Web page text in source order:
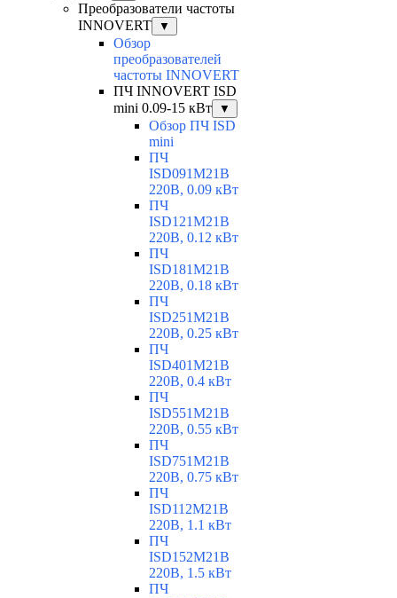
Преобразователи частоты
INNOVERT
▼
Обзор
преобразователей
частоты INNOVERT
ПЧ INNOVERT ISD
mini 0.09-15 кВт
▼
Обзор ПЧ ISD
mini
ПЧ
ISD091M21B
220В, 0.09 кВт
ПЧ
ISD121M21B
220В, 0.12 кВт
ПЧ
ISD181M21B
220В, 0.18 кВт
ПЧ
ISD251M21B
220В, 0.25 кВт
ПЧ
ISD401M21B
220В, 0.4 кВт
ПЧ
ISD551M21B
220В, 0.55 кВт
ПЧ
ISD751M21B
220В, 0.75 кВт
ПЧ
ISD112M21B
220В, 1.1 кВт
ПЧ
ISD152M21B
220В, 1.5 кВт
ПЧ